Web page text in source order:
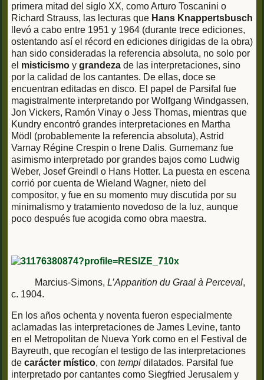
primera mitad del siglo XX, como Arturo Toscanini o
Richard Strauss, las lecturas que Hans Knappertsbusch
llevó a cabo entre 1951 y 1964 (durante trece ediciones,
ostentando así el récord en ediciones dirigidas de la obra)
han sido consideradas la referencia absoluta, no solo por
el misticismo y grandeza de las interpretaciones, sino
por la calidad de los cantantes. De ellas, doce se
encuentran editadas en disco. El papel de Parsifal fue
magistralmente interpretando por Wolfgang Windgassen,
Jon Vickers, Ramón Vinay o Jess Thomas, mientras que
Kundry encontró grandes interpretaciones en Martha
Mödl (probablemente la referencia absoluta), Astrid
Varnay Régine Crespin o Irene Dalis. Gurnemanz fue
asimismo interpretado por grandes bajos como Ludwig
Weber, Josef Greindl o Hans Hotter. La puesta en escena
corrió por cuenta de Wieland Wagner, nieto del
compositor, y fue en su momento muy discutida por su
minimalismo y tratamiento novedoso de la luz, aunque
poco después fue acogida como obra maestra.
Marcius-Simons, L’Apparition du Graal à Perceval,
c. 1904.
En los años ochenta y noventa fueron especialmente
aclamadas las interpretaciones de James Levine, tanto
en el Metropolitan de Nueva York como en el Festival de
Bayreuth, que recogían el testigo de las interpretaciones
de carácter místico, con tempi dilatados. Parsifal fue
interpretado por cantantes como Siegfried Jerusalem y